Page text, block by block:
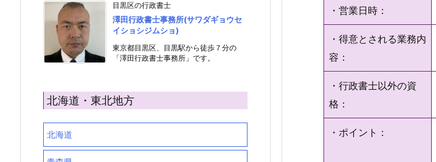
・営業日時：
・得意とされる業務内
容：
・行政書士以外の資
格：
・ポイント：
目黒区の行政書士
澤田行政書士事務所(サワダギョウセ
イショシジムショ)
東京都目黒区、目黒駅から徒歩７分の
「澤田行政書士事務所」です。
北海道・東北地方
北海道